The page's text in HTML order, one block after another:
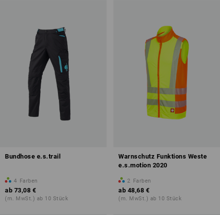
Bundhose e.s.trail
4 Farben
ab 73,08 €
(m. MwSt.) ab 10 Stück
Warnschutz Funktions Weste
e.s.motion 2020
2 Farben
ab 48,68 €
(m. MwSt.) ab 10 Stück